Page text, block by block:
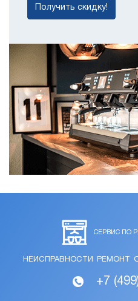
Получить скидку!
СЕРВИС ПО
НЕИСПРАВНОСТИ РЕМОНТ
+7